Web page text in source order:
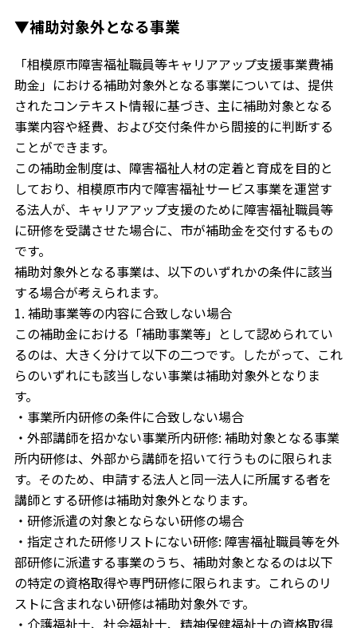
▼補助対象外となる事業
「相模原市障害福祉職員等キャリアアップ支援事業費補
助金」における補助対象外となる事業については、提供
されたコンテキスト情報に基づき、主に補助対象となる
事業内容や経費、および交付条件から間接的に判断する
ことができます。
この補助金制度は、障害福祉人材の定着と育成を目的と
しており、相模原市内で障害福祉サービス事業を運営す
る法人が、キャリアアップ支援のために障害福祉職員等
に研修を受講させた場合に、市が補助金を交付するもの
です。
補助対象外となる事業は、以下のいずれかの条件に該当
する場合が考えられます。
1. 補助事業等の内容に合致しない場合
この補助金における「補助事業等」として認められてい
るのは、大きく分けて以下の二つです。したがって、これ
らのいずれにも該当しない事業は補助対象外となりま
す。
・事業所内研修の条件に合致しない場合
・外部講師を招かない事業所内研修: 補助対象となる事業
所内研修は、外部から講師を招いて行うものに限られま
す。そのため、申請する法人と同一法人に所属する者を
講師とする研修は補助対象外となります。
・研修派遣の対象とならない研修の場合
・指定された研修リストにない研修: 障害福祉職員等を外
部研修に派遣する事業のうち、補助対象となるのは以下
の特定の資格取得や専門研修に限られます。これらのリ
ストに含まれない研修は補助対象外です。
・介護福祉士、社会福祉士、精神保健福祉士の資格取得